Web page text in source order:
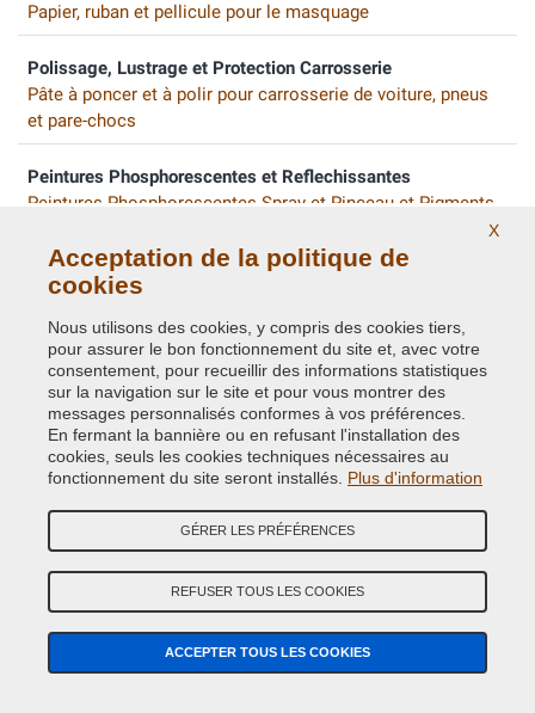
Papier, ruban et pellicule pour le masquage
Polissage, Lustrage et Protection Carrosserie
Pâte à poncer et à polir pour carrosserie de voiture, pneus
et pare-chocs
Peintures Phosphorescentes et Reflechissantes
Peintures Phosphorescentes Spray et Pinceau et Pigments
Peinture à Haute Température
NextDip amovibles peintures
Peinture spray amovible Wrapper
Spray Gun Station pour vernissage
Spray Gun - Peinture Spray Portable
Peintures décoratives spray
Peintures décoratives
Couche primaire au zinc, fer micacé
Zinc et Fer ancien
X
Acceptation de la politique de
cookies
Nous utilisons des cookies, y compris des cookies tiers,
pour assurer le bon fonctionnement du site et, avec votre
consentement, pour recueillir des informations statistiques
sur la navigation sur le site et pour vous montrer des
messages personnalisés conformes à vos préférences.
En fermant la bannière ou en refusant l'installation des
cookies, seuls les cookies techniques nécessaires au
fonctionnement du site seront installés. Plus d'information
GÉRER LES PRÉFÉRENCES
REFUSER TOUS LES COOKIES
ACCEPTER TOUS LES COOKIES